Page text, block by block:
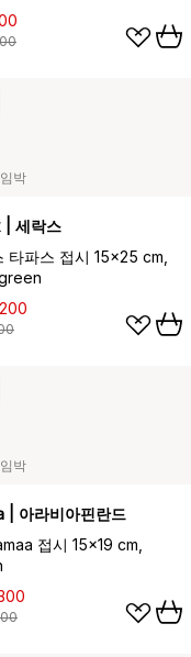
박
| 세락스
타파스 접시 15x25 cm,
박
| 아라비아핀란드
접시 15x19 cm,